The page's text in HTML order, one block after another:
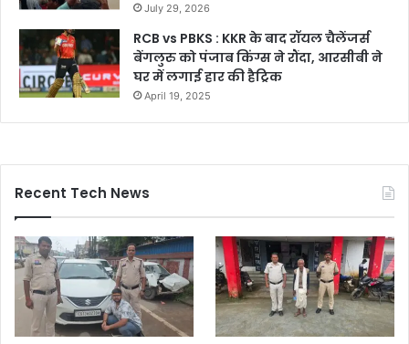
July 29, 2026
RCB vs PBKS : KKR के बाद रॉयल चैलेंजर्स
बेंगलुरु को पंजाब किंग्स ने रौंदा, आरसीबी ने
घर में लगाई हार की हैट्रिक
April 19, 2025
Recent Tech News